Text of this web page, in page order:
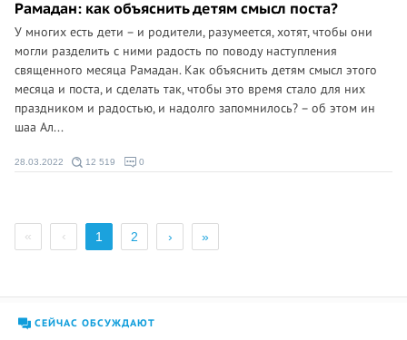
Рамадан: как объяснить детям смысл поста?
У многих есть дети – и родители, разумеется, хотят, чтобы они
могли разделить с ними радость по поводу наступления
священного месяца Рамадан. Как объяснить детям смысл этого
месяца и поста, и сделать так, чтобы это время стало для них
праздником и радостью, и надолго запомнилось? – об этом ин
шаа Ал...
28.03.2022 12 519 0
« ‹ 1 2 › »
СЕЙЧАС ОБСУЖДАЮТ